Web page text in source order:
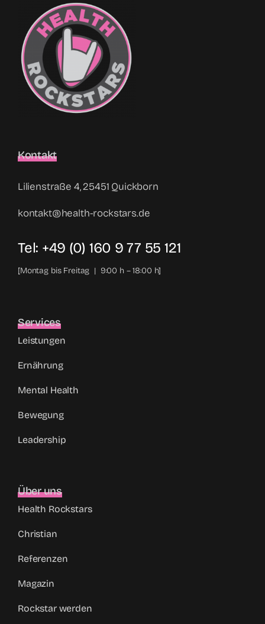
Kontakt
Lilienstraße 4, 25451 Quickborn
kontakt@health-rockstars.de
Tel: +49 (0) 160 9 77 55 121
[Montag bis Freitag | 9:00 h – 18:00 h]
Services
Leistungen
Ernährung
Mental Health
Bewegung
Leadership
Über uns
Health Rockstars
Christian
Referenzen
Magazin
Rockstar werden